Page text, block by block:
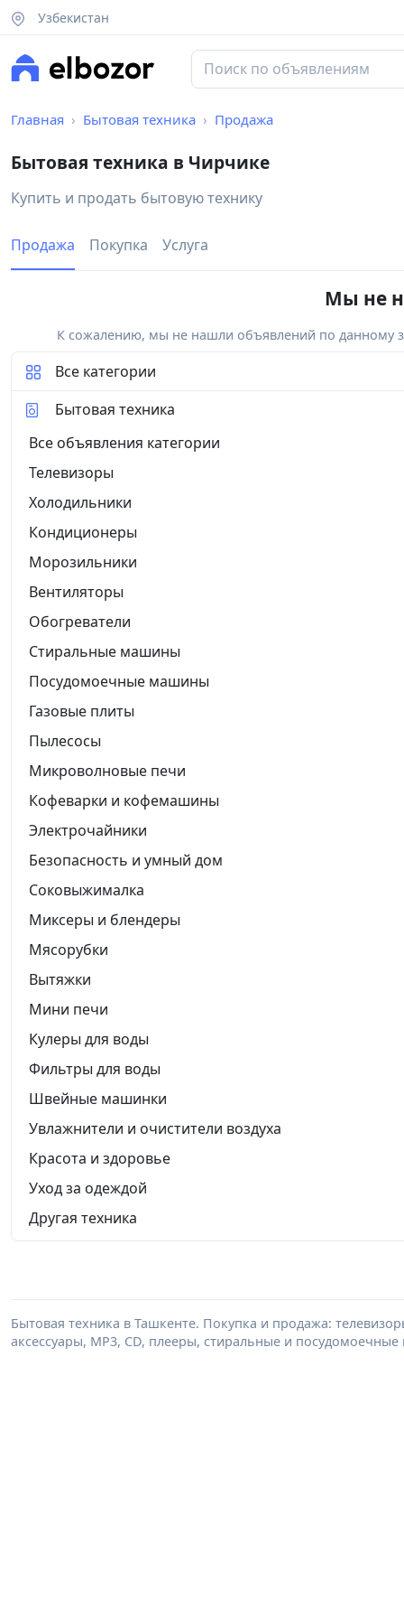
Узбекистан
Главная Бытовая техника Продажа
Бытовая техника в Чирчике
Купить и продать бытовую технику
Продажа Покупка Услуга
Мы не
К сожалению, мы не нашли объявлений по данному
Все категории
Бытовая техника
Все объявления категории
Телевизоры
Холодильники
Кондиционеры
Морозильники
Вентиляторы
Обогреватели
Стиральные машины
Посудомоечные машины
Газовые плиты
Пылесосы
Микроволновые печи
Кофеварки и кофемашины
Электрочайники
Безопасность и умный дом
Соковыжималка
Миксеры и блендеры
Мясорубки
Вытяжки
Мини печи
Кулеры для воды
Фильтры для воды
Швейные машинки
Увлажнители и очистители воздуха
Красота и здоровье
Уход за одеждой
Другая техника
Бытовая техника в Ташкенте. Покупка и продажа:
аксессуары, MP3, CD, плееры, стиральные и